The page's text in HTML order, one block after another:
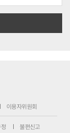
이용자위원회
불편신고